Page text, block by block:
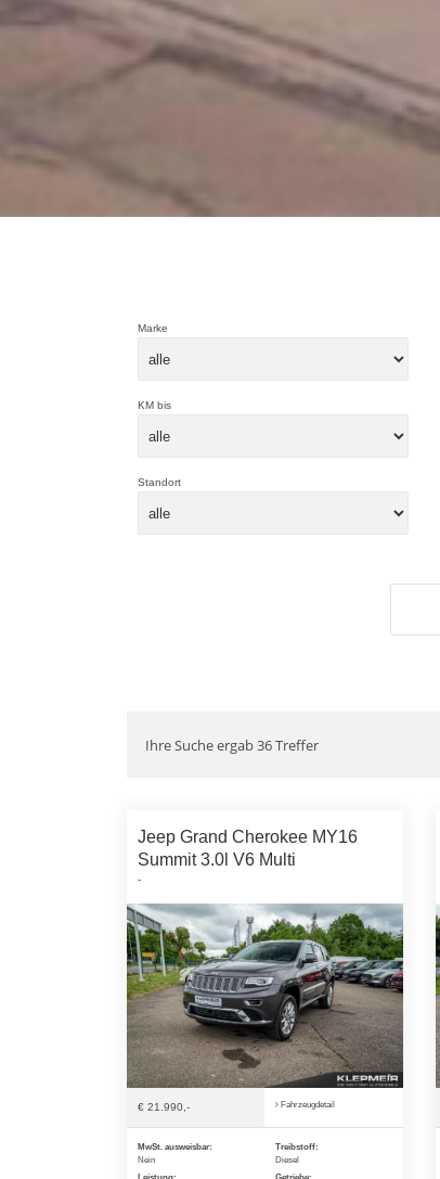
Marke
KM bis
Standort
Ihre Suche ergab 36 Treffer
Jeep Grand Cherokee MY16
Summit 3.0l V6 Multi
-
€ 21.990,- Fahrzeugdetail
MwSt. ausweisbar:
Nein
Treibstoff:
Diesel